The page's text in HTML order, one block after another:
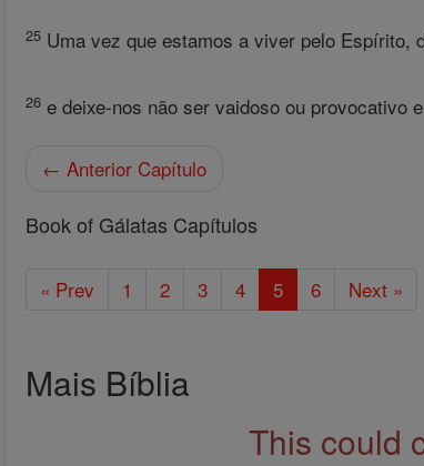
25 Uma vez que estamos a viver pelo Espírito,
26 e deixe-nos não ser vaidoso ou provocativo
← Anterior Capítulo
Book of Gálatas Capítulos
« Prev 1 2 3 4 5 6 Next »
Mais Bíblia
This could